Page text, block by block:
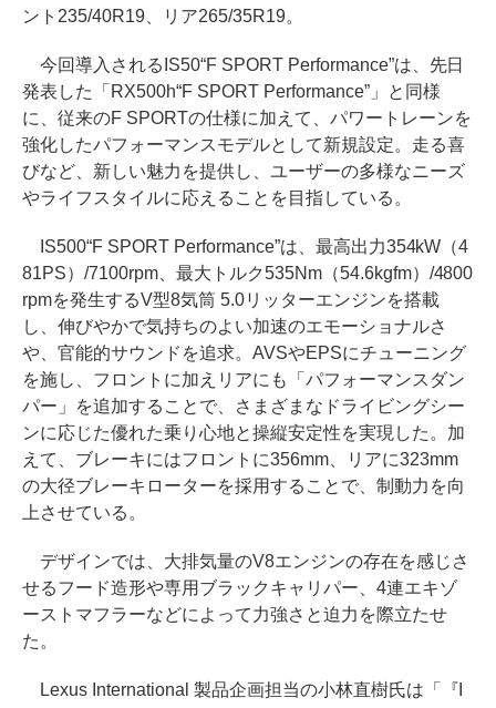
ント235/40R19、リア265/35R19。
今回導入されるIS50“F SPORT Performance”は、先日
発表した「RX500h“F SPORT Performance”」と同様
に、従来のF SPORTの仕様に加えて、パワートレーンを
強化したパフォーマンスモデルとして新規設定。走る喜
びなど、新しい魅力を提供し、ユーザーの多様なニーズ
やライフスタイルに応えることを目指している。
IS500“F SPORT Performance”は、最高出力354kW（4
81PS）/7100rpm、最大トルク535Nm（54.6kgfm）/4800
rpmを発生するV型8気筒 5.0リッターエンジンを搭載
し、伸びやかで気持ちのよい加速のエモーショナルさ
や、官能的サウンドを追求。AVSやEPSにチューニング
を施し、フロントに加えリアにも「パフォーマンスダン
パー」を追加することで、さまざまなドライビングシー
ンに応じた優れた乗り心地と操縦安定性を実現した。加
えて、ブレーキにはフロントに356mm、リアに323mm
の大径ブレーキローターを採用することで、制動力を向
上させている。
デザインでは、大排気量のV8エンジンの存在を感じさ
せるフード造形や専用ブラックキャリパー、4連エキゾ
ーストマフラーなどによって力強さと迫力を際立たせ
た。
Lexus International 製品企画担当の小林直樹氏は「『I